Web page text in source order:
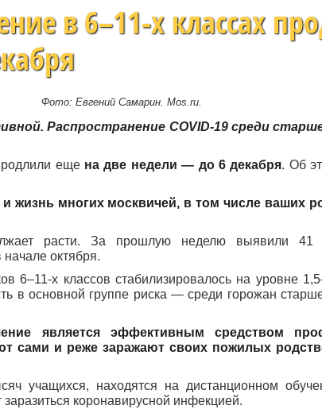
в 6–11-х классах
Фото: Евгений Самарин. Mos.ru.
Распространение COVID-19 среди
еще на две недели — до 6 декабря. Об
и жизнь многих москвичей, в том числе ваших
расти. За прошлую неделю выявили 41
октября.
6–11-х классов стабилизировалось на уровне
в основной группе риска — среди горожан
является эффективным средством
сами и реже заражают своих пожилых
учащихся, находятся на дистанционном
коронавирусной инфекцией.